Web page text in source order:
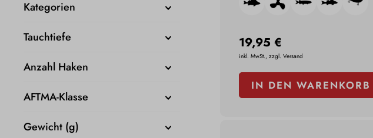
Kategorien
Tauchtiefe
Anzahl Haken
AFTMA-Klasse
Gewicht (g)
19,95 €
inkl. MwSt., zzgl. Versand
IN DEN WARENKORB